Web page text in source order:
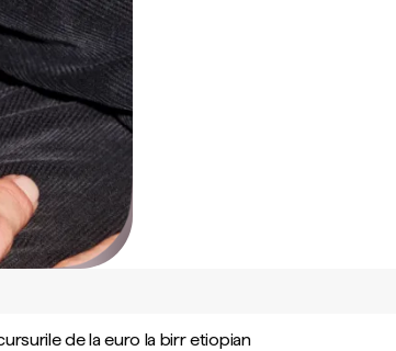
de la euro la birr etiopian